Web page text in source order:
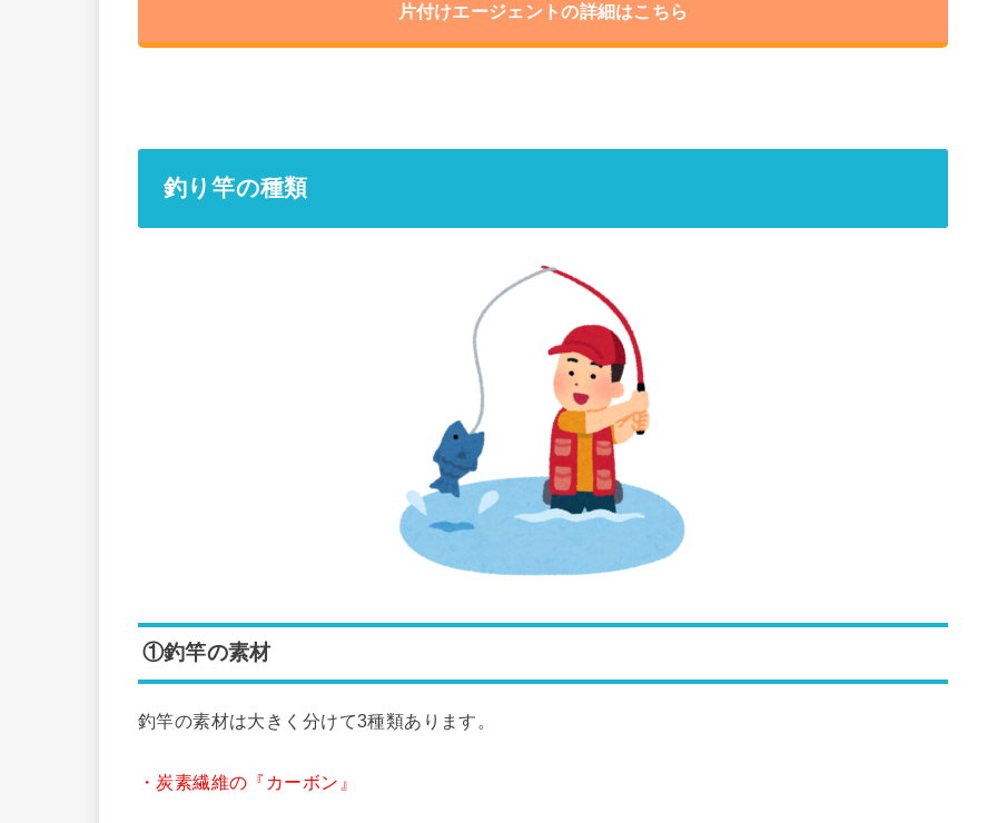
片付けエージェントの詳細はこちら
釣り竿の種類
①釣竿の素材
釣竿の素材は大きく分けて3種類あります。
・炭素繊維の『カーボン』